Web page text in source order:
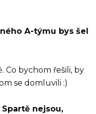
A-týmu bys šel
Co bychom řešili, by
se domluvili :)
nejsou,